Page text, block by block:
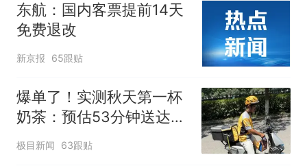
东航：国内客票提前14天
免费退改
新京报 65跟贴
爆单了！实测秋天第一杯
奶茶：预估53分钟送达，
实际耗时92分钟
极目新闻 63跟贴